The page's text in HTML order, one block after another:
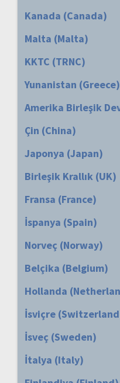
Kanada (Canada)
Malta (Malta)
KKTC (TRNC)
Yunanistan (Greece)
Amerika Birleşik
Çin (China)
Japonya (Japan)
Birleşik Krallık (UK)
Fransa (France)
İspanya (Spain)
Norveç (Norway)
Belçika (Belgium)
Hollanda
İsviçre
İsveç (Sweden)
İtalya (Italy)